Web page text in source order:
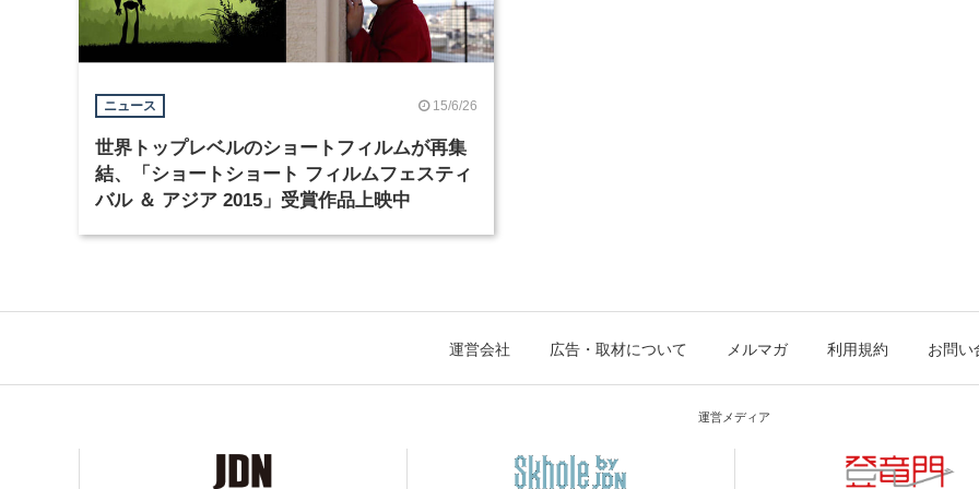
ニュース 15/6/26
世界トップレベルのショートフィルムが再集
結、「ショートショート フィルムフェスティ
バル ＆ アジア 2015」受賞作品上映中
運営会社 広告・取材について メルマガ 利用規約 お問い
運営メディア